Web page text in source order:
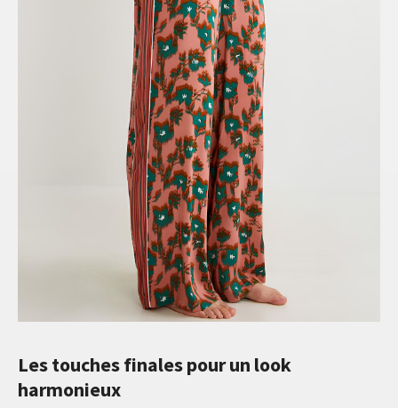
Les touches finales pour un look
harmonieux